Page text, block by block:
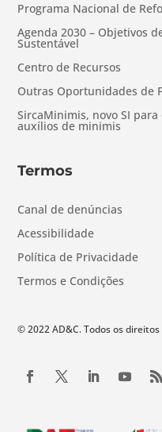
Programa Nacional de
Agenda 2030 – Objetivos
Sustentável
Centro de Recursos
Outras Oportunidades de
SircaMinimis, novo SI
auxílios de minimis
Termos
Canal de denúncias
Acessibilidade
Política de Privacidade
Termos e Condições
© 2022 AD&C. Todos os